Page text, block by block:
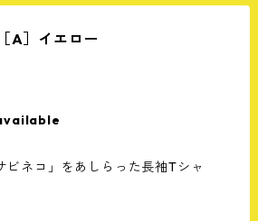
A］イエロー
ネコ」をあしらった長袖Tシャ